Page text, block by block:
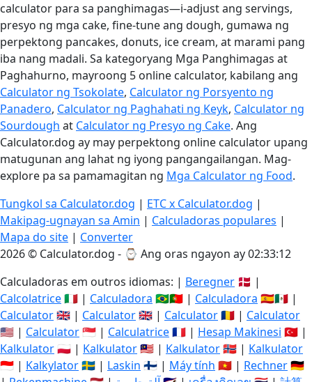
calculator para sa panghimagas—i-adjust ang servings,
presyo ng mga cake, fine-tune ang dough, gumawa ng
perpektong pancakes, donuts, ice cream, at marami pang
iba nang madali. Sa kategoryang Mga Panghimagas at
Paghahurno, mayroong 5 online calculator, kabilang ang
Calculator ng Tsokolate, Calculator ng Porsyento ng
Panadero, Calculator ng Paghahati ng Keyk, Calculator ng
Sourdough at Calculator ng Presyo ng Cake. Ang
Calculator.dog ay may perpektong online calculator upang
matugunan ang lahat ng iyong pangangailangan. Mag-
explore pa sa pamamagitan ng Mga Calculator ng Food.
Tungkol sa Calculator.dog | ETC x Calculator.dog |
Makipag-ugnayan sa Amin | Calculadoras populares |
Mapa do site | Converter
2026 © Calculator.dog - ⌚ Ang oras ngayon ay 02:33:12
Calculadoras em outros idiomas: | Beregner 🇩🇰 |
Calcolatrice🇮🇹 | Calculadora 🇧🇷🇵🇹 | Calculadora 🇪🇸🇲🇽 |
Calculator🇬🇧 | Calculator🇬🇧 | Calculator🇷🇴 | Calculator
🇺🇸 | Calculator🇸🇬 | Calculatrice🇫🇷 | Hesap Makinesi 🇹🇷 |
Kalkulator🇵🇱 | Kalkulator🇲🇾 | Kalkulator🇳🇴 | Kalkulator
🇮🇩 | Kalkylator🇸🇪 | Laskin 🇫🇮 | Máy tính 🇻🇳 | Rechner🇩🇪